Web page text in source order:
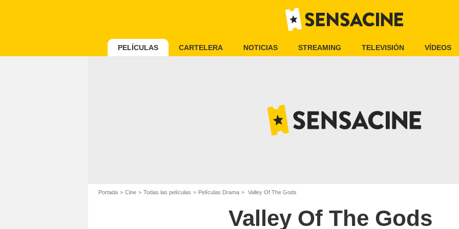
PELÍCULAS CARTELERA NOTICIAS STREAMING TELEVISIÓN VÍDEOS
Portada Cine Todas las películas Películas Drama Valley Of The Gods
Valley Of The Gods